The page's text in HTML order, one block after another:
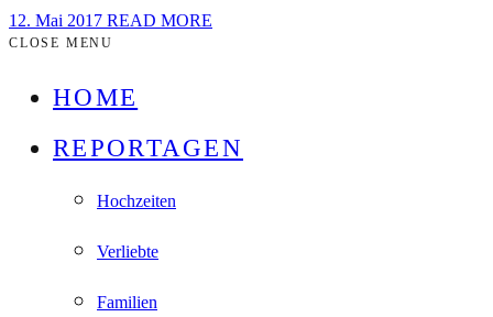
12. Mai 2017 READ MORE
CLOSE MENU
HOME
REPORTAGEN
Hochzeiten
Verliebte
Familien